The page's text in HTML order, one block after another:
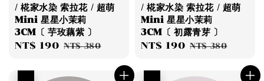
/ 椛家水染 索拉花 / 超萌
Mini 星星小茉莉
3CM〔 芋玫藕紫 〕
Sale
NT$ 190 Regular
NT$ 380
/ 椛家水染 索拉花 / 超萌
Mini 星星小茉莉
3CM〔 初露青芽 〕
Sale
NT$ 190 Regular
NT$ 380